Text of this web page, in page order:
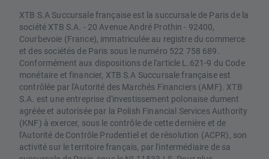
XTB S.A Succursale française est la succursale de Paris de la
société XTB S.A. - 20 Avenue André Prothin - 92400,
Courbevoie (France), immatriculée au registre du commerce
et des sociétés de Paris sous le numéro 522 758 689.
Conformément aux dispositions de l'article L.621-9 du Code
monétaire et financier, XTB S.A Succursale française est
contrôlée par l'Autorité des Marchés Financiers (AMF). XTB
S.A. est une entreprise d'investissement polonaise dument
agréée et autorisée par la Polish Financial Services Authority
(KNF) à exercer, sous le contrôle de cette dernière et de
l'Autorité de Contrôle Prudentiel et de résolution (ACPR), son
activité sur le territoire français, par l'intermédiaire de sa